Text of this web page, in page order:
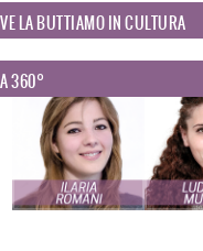
SPEAKER
VE LA BUTTIAMO IN CULTURA
A 360°